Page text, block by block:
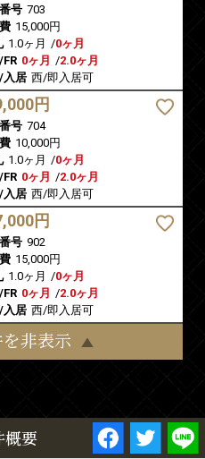
号 703
15,000円
1.0ヶ月 /0ヶ月
0ヶ月 /2.0ヶ月
入居 西/即入居可
円
号 704
10,000円
1.0ヶ月 /0ヶ月
0ヶ月 /2.0ヶ月
入居 西/即入居可
円
号 902
15,000円
1.0ヶ月 /0ヶ月
0ヶ月 /2.0ヶ月
入居 西/即入居可
非表示
概要